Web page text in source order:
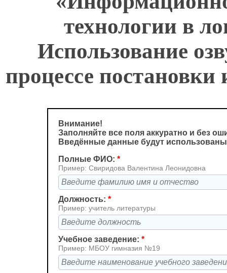
технологии в
Использование
процессе постановки
Внимание!
Заполняйте все поля аккуратно и без
Введённые данные будут
Полные ФИО: *
Пример: Свиридова Валентина Леонидовна
Должность: *
Пример: учитель литературы
Учебное заведение: *
Пример: МБОУ гимназия №19